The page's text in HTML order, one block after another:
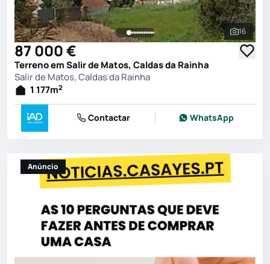
Ver
16
87 000 €
Terreno em Salir de Matos, Caldas da Rainha
Salir de Matos, Caldas da Rainha
1 177m2
Contactar WhatsApp
Anúncio